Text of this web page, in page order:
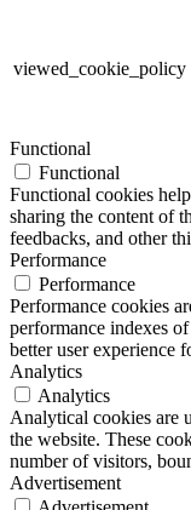
viewed_cookie_policy
Functional
Functional
Functional cookies
sharing the content of
feedbacks, and other
Performance
Performance
Performance cookies
performance indexes
better user experience
Analytics
Analytics
Analytical cookies are
the website. These
number of visitors,
Advertisement